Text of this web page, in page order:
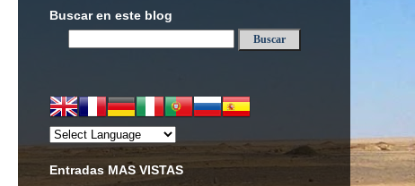
Buscar en este blog
Entradas MAS VISTAS